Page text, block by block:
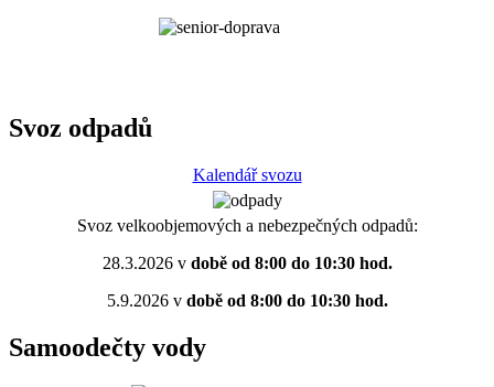
Svoz odpadů
Kalendář svozu
Svoz velkoobjemových a nebezpečných odpadů:
28.3.2026 vdobě od 8:00 do 10:30 hod.
5.9.2026 vdobě od 8:00 do 10:30 hod.
Samoodečty vody